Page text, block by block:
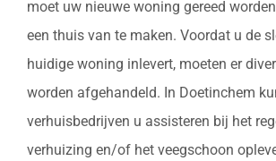
moet uw nieuwe woning gereed
een thuis van te maken. Voordat u de
huidige woning inlevert, moeten er
worden afgehandeld. In Doetinchem
verhuisbedrijven u assisteren bij het
verhuizing en/of het veegschoon